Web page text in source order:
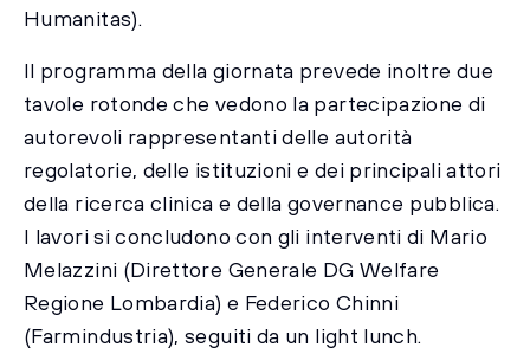
Humanitas).
Il programma della giornata prevede inoltre due
tavole rotonde che vedono la partecipazione di
autorevoli rappresentanti delle autorità
regolatorie, delle istituzioni e dei principali attori
della ricerca clinica e della governance pubblica.
I lavori si concludono con gli interventi di Mario
Melazzini (Direttore Generale DG Welfare
Regione Lombardia) e Federico Chinni
(Farmindustria), seguiti da un light lunch.